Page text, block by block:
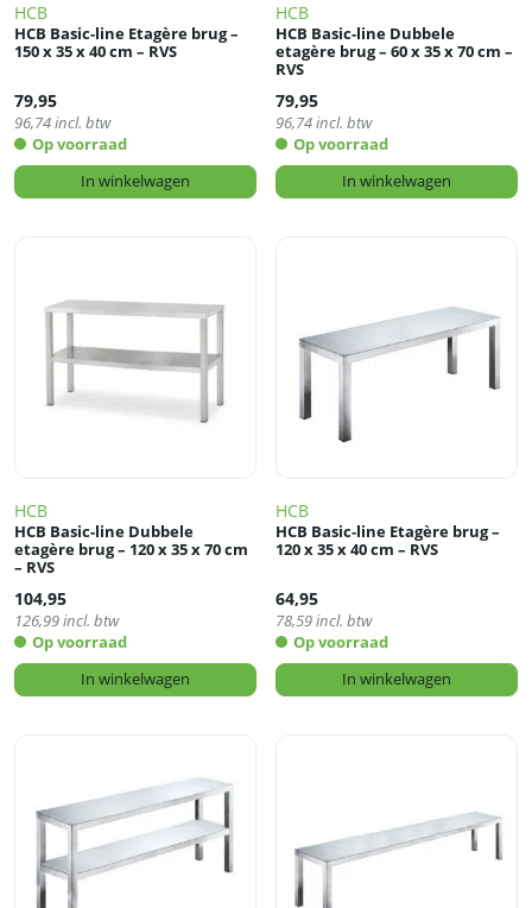
HCB
HCB Basic-line Etagère brug –
150 x 35 x 40 cm – RVS
79,95
96,74incl. btw
Op voorraad
In winkelwagen
HCB
HCB Basic-line Dubbele
etagère brug – 60 x 35 x 70 cm –
RVS
79,95
96,74incl. btw
Op voorraad
In winkelwagen
HCB
HCB Basic-line Dubbele
etagère brug – 120 x 35 x 70 cm
– RVS
104,95
126,99incl. btw
Op voorraad
In winkelwagen
HCB
HCB Basic-line Etagère brug –
120 x 35 x 40 cm – RVS
64,95
78,59incl. btw
Op voorraad
In winkelwagen